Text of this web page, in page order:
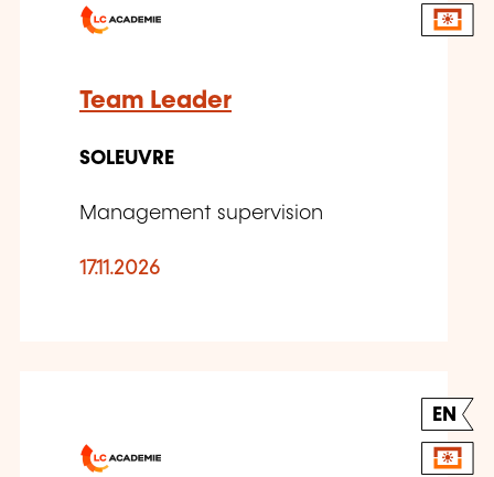
Team Leader
SOLEUVRE
Management supervision
17.11.2026
EN